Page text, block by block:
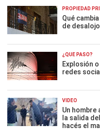
PROPIEDAD
Qué
de
¿QUÉ PASÓ?
Explosión
redes
VIDEO
Un hombre
la salida
hacés el